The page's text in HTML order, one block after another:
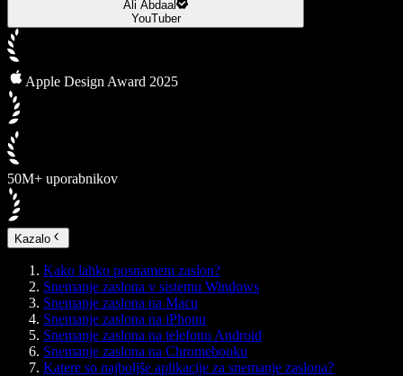
Ali Abdaal
YouTuber
Apple Design Award 2025
50M+ uporabnikov
Kazalo
Kako lahko posnamem zaslon?
Snemanje zaslona v sistemu Windows
Snemanje zaslona na Macu
Snemanje zaslona na iPhonu
Snemanje zaslona na telefonu Android
Snemanje zaslona na Chromebooku
Katere so najboljše aplikacije za snemanje zaslona?